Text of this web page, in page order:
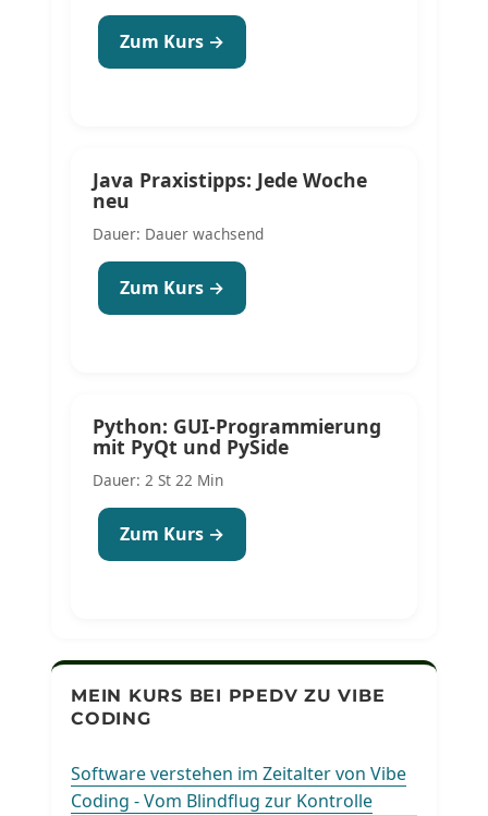
Zum Kurs →
Java Praxistipps: Jede Woche
neu
Dauer: Dauer wachsend
Zum Kurs →
Python: GUI-Programmierung
mit PyQt und PySide
Dauer: 2 St 22 Min
Zum Kurs →
MEIN KURS BEI PPEDV ZU VIBE
CODING
Software verstehen im Zeitalter von Vibe
Coding - Vom Blindflug zur Kontrolle